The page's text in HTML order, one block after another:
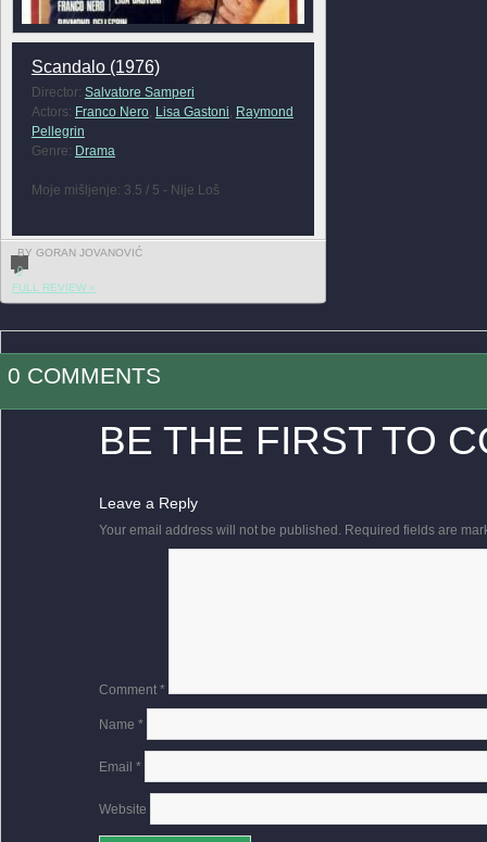
Scandalo (1976)
Director: Salvatore Samperi
Actors: Franco Nero, Lisa Gastoni, Raymond
Pellegrin
Genre: Drama
Moje mišljenje: 3.5 / 5 - Nije Loš
BY GORAN JOVANOVIĆ
0
FULL REVIEW »
0 COMMENTS
BE THE FIRST TO
Leave a Reply
Your email address will not be published. Required fields are
Comment *
Name *
Email *
Website